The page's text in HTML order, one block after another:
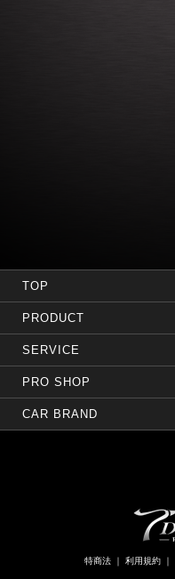
TOP
PRODUCT
SERVICE
PRO SHOP
CAR BRAND
特商法 利用規約